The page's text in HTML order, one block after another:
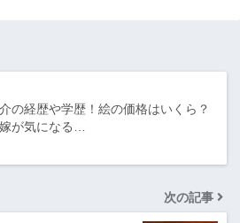
の経歴や学歴！絵の価格はいくら？
が気になる…
次の記事